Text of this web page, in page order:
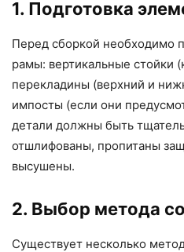
1. Подготовка
Перед сборкой необходимо
рамы: вертикальные стойки
перекладины (верхний и
импосты (если они
детали должны быть
отшлифованы, пропитаны
высушены.
2. Выбор метода
Существует несколько